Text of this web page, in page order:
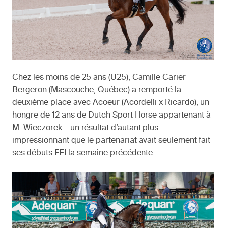
Chez les moins de 25 ans (U25), Camille Carier
Bergeron (Mascouche, Québec) a remporté la
deuxième place avec Acoeur (Acordelli x Ricardo), un
hongre de 12 ans de Dutch Sport Horse appartenant à
M. Wieczorek – un résultat d’autant plus
impressionnant que le partenariat avait seulement fait
ses débuts FEI la semaine précédente.